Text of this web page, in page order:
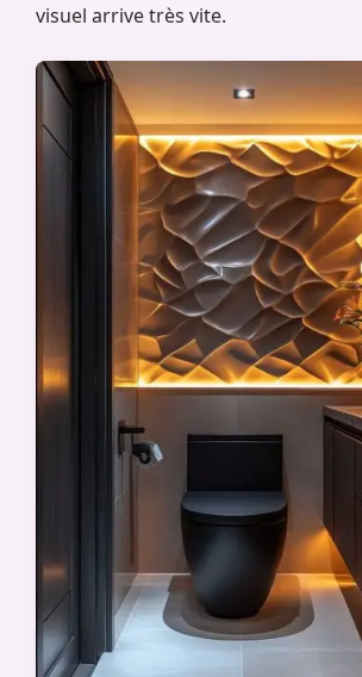
visuel arrive très vite.